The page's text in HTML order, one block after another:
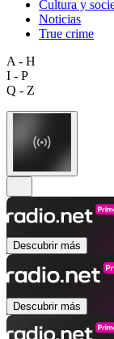
Cultura y
Noticias
True crime
A - H
I - P
Q - Z
Descubrir más
Descubrir más